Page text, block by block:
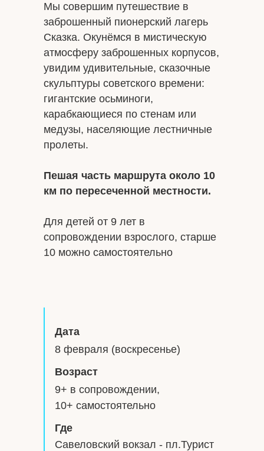
Мы совершим путешествие в
заброшенный пионерский лагерь
Сказка. Окунёмся в мистическую
атмосферу заброшенных корпусов,
увидим удивительные, сказочные
скульптуры советского времени:
гигантские осьминоги,
карабкающиеся по стенам или
медузы, населяющие лестничные
пролеты.
Пешая часть маршрута около 10
км по пересеченной местности.
Для детей от 9 лет в
сопровождении взрослого, старше
10 можно самостоятельно
Где
Возраст
Савеловский вокзал - пл.Турист
Дата
9+ в сопровождении,
10+ самостоятельно
8 февраля (воскресенье)